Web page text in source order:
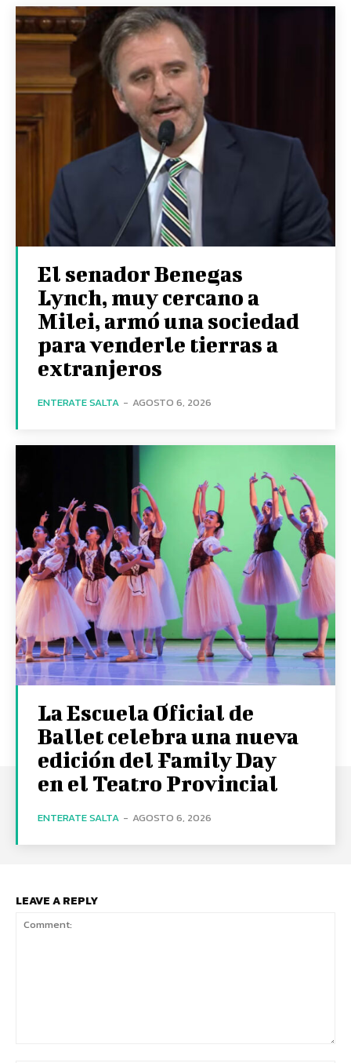
El senador Benegas
Lynch, muy cercano a
Milei, armó una sociedad
para venderle tierras a
extranjeros
ENTERATE SALTA - AGOSTO 6, 2026
La Escuela Oficial de
Ballet celebra una nueva
edición del Family Day
en el Teatro Provincial
ENTERATE SALTA - AGOSTO 6, 2026
LEAVE A REPLY